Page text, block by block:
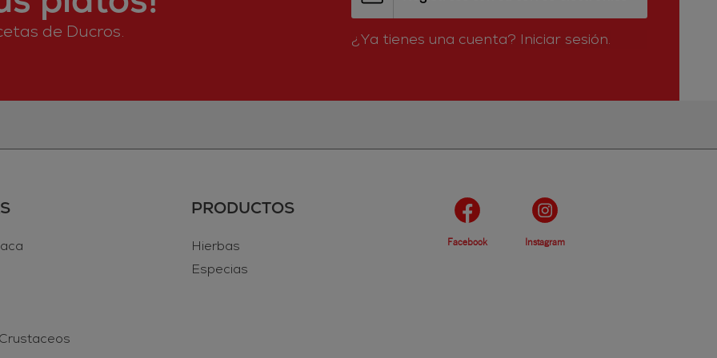
de Ducros. ¿Ya tienes una cuenta? Iniciar sesión.
PRODUCTOS
Hierbas
Especias
Facebook Instagram